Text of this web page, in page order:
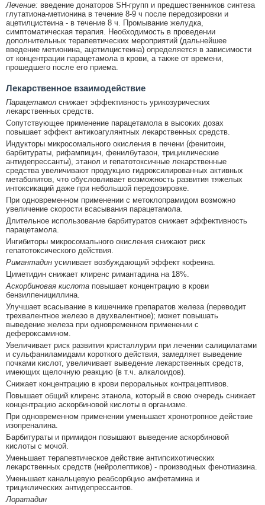
Лечение: введение донаторов SH-групп и предшественников синтеза
глутатиона-метионина в течение 8-9 ч после передозировки и
ацетилцистеина - в течение 8 ч. Промывание желудка,
симптоматическая терапия. Необходимость в проведении
дополнительных терапевтических мероприятий (дальнейшее
введение метионина, ацетилцистеина) определяется в зависимости
от концентрации парацетамола в крови, а также от времени,
прошедшего после его приема.
Лекарственное взаимодействие
Парацетамол снижает эффективность урикозурических
лекарственных средств.
Сопутствующее применение парацетамола в высоких дозах
повышает эффект антикоагулянтных лекарственных средств.
Индукторы микросомального окисления в печени (фенитоин,
барбитураты, рифампицин, фенилбутазон, трициклические
антидепрессанты), этанол и гепатотоксичные лекарственные
средства увеличивают продукцию гидроксилированных активных
метаболитов, что обусловливает возможность развития тяжелых
интоксикаций даже при небольшой передозировке.
При одновременном применении с метоклопрамидом возможно
увеличение скорости всасывания парацетамола.
Длительное использование барбитуратов снижает эффективность
парацетамола.
Ингибиторы микросомального окисления снижают риск
гепатотоксического действия.
Римантадин усиливает возбуждающий эффект кофеина.
Циметидин снижает клиренс римантадина на 18%.
Аскорбиновая кислота повышает концентрацию в крови
бензилпенициллина.
Улучшает всасывание в кишечнике препаратов железа (переводит
трехвалентное железо в двухвалентное); может повышать
выведение железа при одновременном применении с
дефероксамином.
Увеличивает риск развития кристаллурии при лечении салицилатами
и сульфаниламидами короткого действия, замедляет выведение
почками кислот, увеличивает выведение лекарственных средств,
имеющих щелочную реакцию (в т.ч. алкалоидов).
Снижает концентрацию в крови пероральных контрацептивов.
Повышает общий клиренс этанола, который в свою очередь снижает
концентрацию аскорбиновой кислоты в организме.
При одновременном применении уменьшает хронотропное действие
изопреналина.
Барбитураты и примидон повышают выведение аскорбиновой
кислоты с мочой.
Уменьшает терапевтическое действие антипсихотических
лекарственных средств (нейролептиков) - производных фенотиазина.
Уменьшает канальцевую реабсорбцию амфетамина и
трициклических антидепрессантов.
Лоратадин